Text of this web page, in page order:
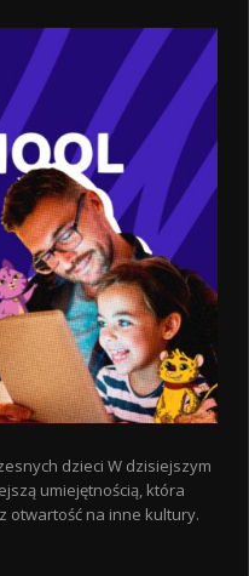
dzieci W dzisiejszym
umiejętnością, która
otwartość na inne kultury.